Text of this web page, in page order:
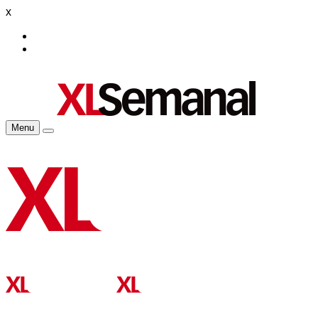
x
Menu